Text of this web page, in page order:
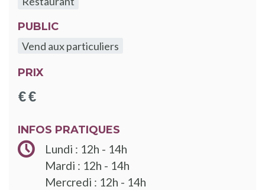
PUBLIC
Vend aux particuliers
PRIX
INFOS PRATIQUES
Lundi : 12h - 14h
Mardi : 12h - 14h
Mercredi : 12h - 14h